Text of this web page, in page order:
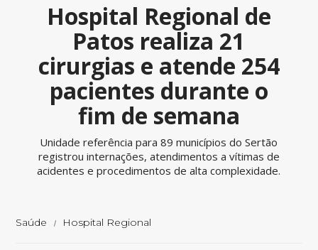
Hospital Regional de
Patos realiza 21
cirurgias e atende 254
pacientes durante o
fim de semana
Unidade referência para 89 municípios do Sertão
registrou internações, atendimentos a vítimas de
acidentes e procedimentos de alta complexidade.
Saúde Hospital Regional